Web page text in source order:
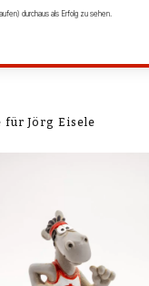
durchaus als Erfolg zu sehen.
für Jörg Eisele